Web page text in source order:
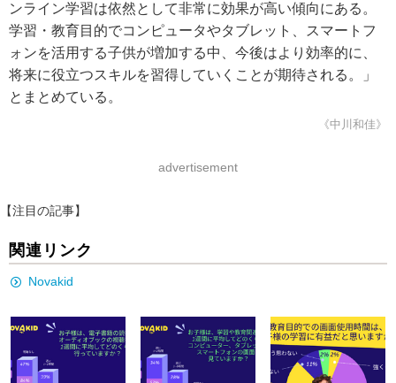
ンライン学習は依然として非常に効果が高い傾向にある。
学習・教育目的でコンピュータやタブレット、スマートフ
ォンを活用する子供が増加する中、今後はより効率的に、
将来に役立つスキルを習得していくことが期待される。」
とまとめている。
《中川和佳》
advertisement
【注目の記事】
関連リンク
Novakid